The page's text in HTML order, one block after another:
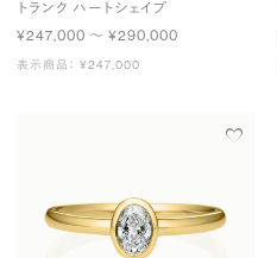
トランク ハートシェイプ
¥247,000 〜 ¥290,000
表示商品： ¥247,000